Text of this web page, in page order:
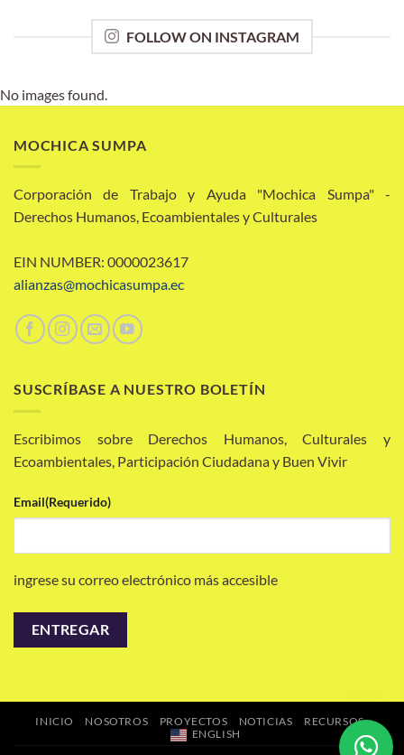
FOLLOW ON INSTAGRAM
No images found.
MOCHICA SUMPA
Corporación de Trabajo y Ayuda "Mochica Sumpa" -
Derechos Humanos, Ecoambientales y Culturales
EIN NUMBER: 0000023617
alianzas@mochicasumpa.ec
SUSCRÍBASE A NUESTRO BOLETÍN
Escribimos sobre Derechos Humanos, Culturales y
Ecoambientales, Participación Ciudadana y Buen Vivir
Email(Requerido)
ingrese su correo electrónico más accesible
INICIO NOSOTROS PROYECTOS NOTICIAS
RECURSOS
ENGLISH